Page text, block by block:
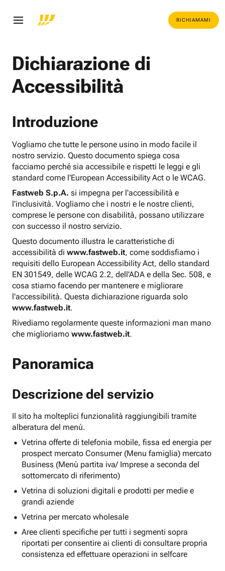
RICHIAMAMI
Dichiarazione di
Accessibilità
Introduzione
Vogliamo che tutte le persone usino in modo facile il
nostro servizio. Questo documento spiega cosa
facciamo perché sia accessibile e rispetti le leggi e gli
standard come l'European Accessibility Act o le WCAG.
Fastweb S.p.A. si impegna per l'accessibilità e
l'inclusività. Vogliamo che i nostri e le nostre clienti,
comprese le persone con disabilità, possano utilizzare
con successo il nostro servizio.
Questo documento illustra le caratteristiche di
accessibilità di www.fastweb.it, come soddisfiamo i
requisiti dello European Accessibility Act, dello standard
EN 301549, delle WCAG 2.2, dell'ADA e della Sec. 508, e
cosa stiamo facendo per mantenere e migliorare
l'accessibilità. Questa dichiarazione riguarda solo
www.fastweb.it.
Rivediamo regolarmente queste informazioni man mano
che miglioriamo www.fastweb.it.
Panoramica
Descrizione del servizio
Il sito ha molteplici funzionalità raggiungibili tramite
alberatura del menù.
Vetrina offerte di telefonia mobile, fissa ed energia per
prospect mercato Consumer (Menu famiglia) mercato
Business (Menù partita iva/ Imprese a seconda del
sottomercato di riferimento)
Vetrina di soluzioni digitali e prodotti per medie e
grandi aziende
Vetrina per mercato wholesale
Aree clienti specifiche per tutti i segmenti sopra
riportati per consentire ai clienti di consultare propria
consistenza ed effettuare operazioni in selfcare